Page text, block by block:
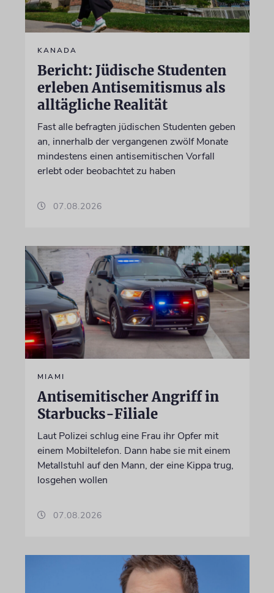
KANADA
Bericht: Jüdische Studenten
erleben Antisemitismus als
alltägliche Realität
Fast alle befragten jüdischen Studenten geben
an, innerhalb der vergangenen zwölf Monate
mindestens einen antisemitischen Vorfall
erlebt oder beobachtet zu haben
07.08.2026
MIAMI
Antisemitischer Angriff in
Starbucks-Filiale
Laut Polizei schlug eine Frau ihr Opfer mit
einem Mobiltelefon. Dann habe sie mit einem
Metallstuhl auf den Mann, der eine Kippa trug,
losgehen wollen
07.08.2026